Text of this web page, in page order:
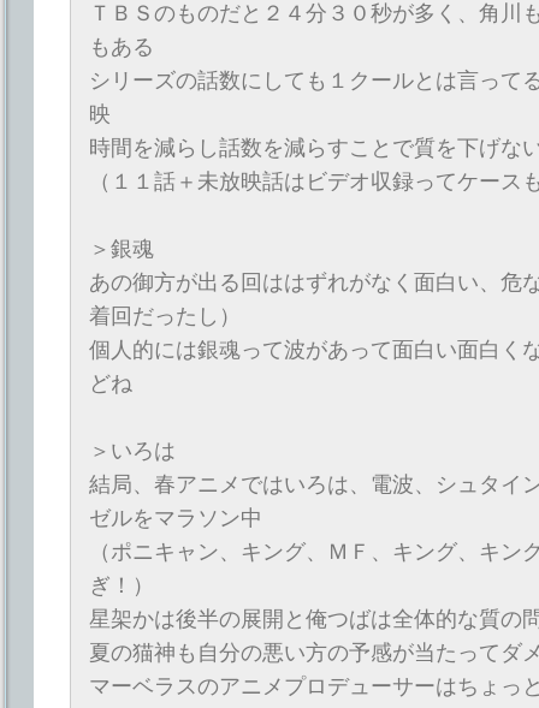
ＴＢＳのものだと２４分３０秒が多く、角川
もある
シリーズの話数にしても１クールとは言って
映
時間を減らし話数を減らすことで質を下げな
（１１話＋未放映話はビデオ収録ってケース
＞銀魂
あの御方が出る回ははずれがなく面白い、危
着回だったし）
個人的には銀魂って波があって面白い面白く
どね
＞いろは
結局、春アニメではいろは、電波、シュタイ
ゼルをマラソン中
（ポニキャン、キング、ＭＦ、キング、キン
ぎ！）
星架かは後半の展開と俺つばは全体的な質の
夏の猫神も自分の悪い方の予感が当たってダ
マーベラスのアニメプロデューサーはちょっ